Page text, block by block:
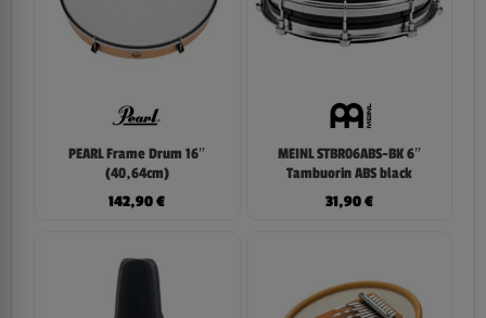
PEARL Frame Drum 16″
(40,64cm)
142,90€
MEINL STBR06ABS-BK 6″
Tambuorin ABS black
31,90€